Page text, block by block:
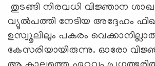
തുടങ്ങി നിരവധി വിജ്ഞാന
വ്യുൽപത്തി നേടിയ അദ്ദേഹം
ഉസ്വൂലിലും പകരം
കേസരിയായിരുന്നു. ഓരോ